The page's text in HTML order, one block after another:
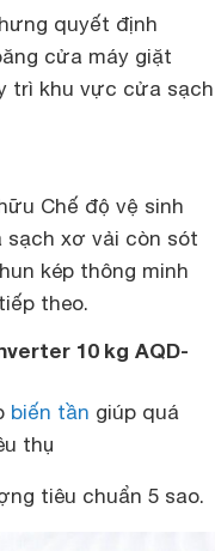
quyết định
cửa máy giặt
trì khu vực cửa sạch
Chế độ vệ sinh
xơ vải còn sót
kép thông minh
theo.
10 kg AQD-
biến tần giúp quá
thụ
tiêu chuẩn 5 sao.